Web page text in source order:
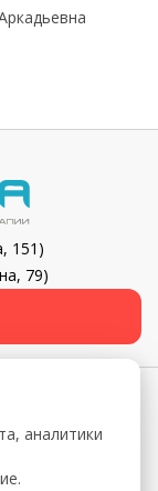
Аркадьевна
151)
79)
центров
для
аналитики